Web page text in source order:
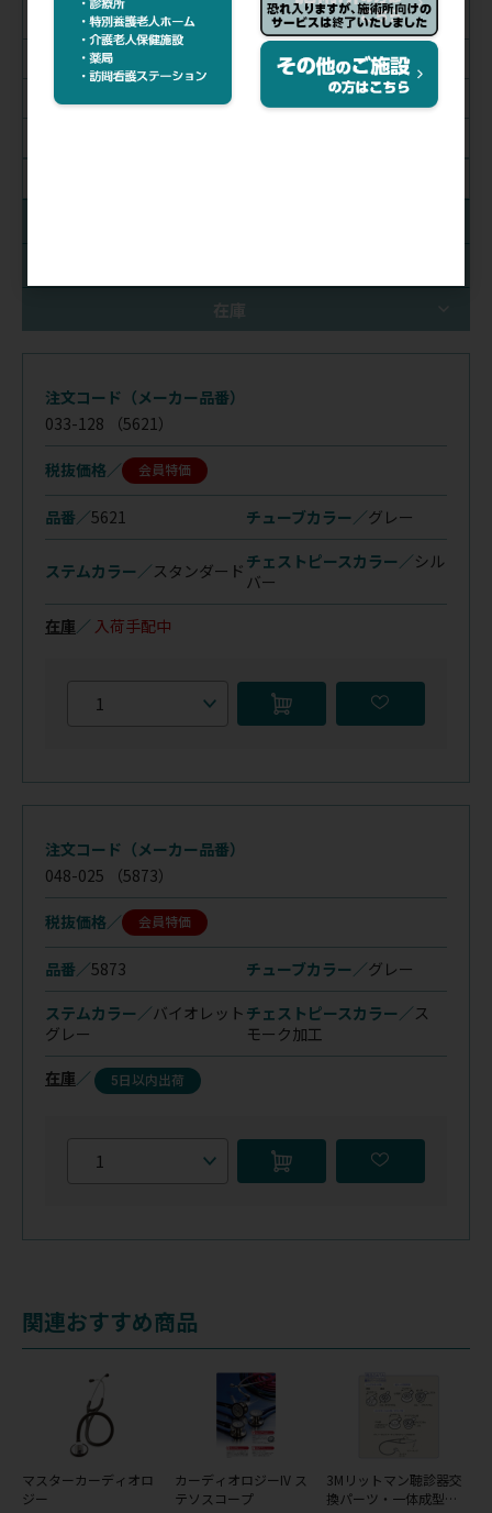
プラム
パールピンク
ブラック
在庫
注文コード（メーカー品番）
033-128 （5621）
税抜価格 会員特価
品番／5621 チューブカラー／グレー
ステムカラー／ スタンダード チェストピースカラー／シル
バー
在庫 ／ 入荷手配中
注文コード（メーカー品番）
048-025 （5873）
税抜価格 会員特価
品番／5873 チューブカラー／グレー
ステムカラー／バイオレット
グレー
チェストピースカラー／ ス
モーク加工
在庫／ 5日以内出荷
関連おすすめ商品
マスターカーディオロ
ジー
カーディオロジーIV ス
テソスコープ
3Mリットマン聴診器交
換パーツ・一体成型ダ